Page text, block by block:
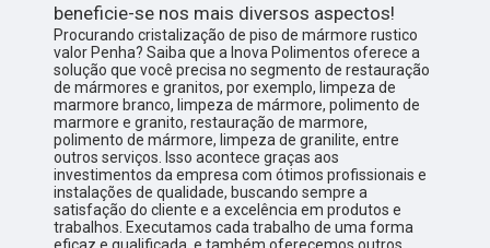
beneficie-se nos mais diversos aspectos!
Procurando cristalização de piso de mármore rustico
valor Penha? Saiba que a Inova Polimentos oferece a
solução que você precisa no segmento de restauração
de mármores e granitos, por exemplo, limpeza de
marmore branco, limpeza de mármore, polimento de
marmore e granito, restauração de marmore,
polimento de mármore, limpeza de granilite, entre
outros serviços. Isso acontece graças aos
investimentos da empresa com ótimos profissionais e
instalações de qualidade, buscando sempre a
satisfação do cliente e a excelência em produtos e
trabalhos. Executamos cada trabalho de uma forma